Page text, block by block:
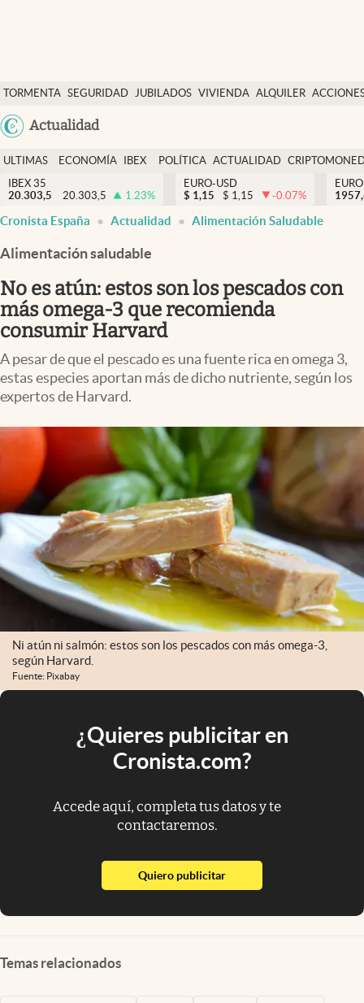
TORMENTA SEGURIDAD JUBILADOS VIVIENDA ALQUILER
Colombia
Actualidad
Economía y finanzas
Política
Actualidad
Criptomonedas
España
ULTIMAS
NOTICIAS
ECONOMÍA
FINANZAS
IBEX
EURO
POLÍTICA ACTUALIDAD
IBEX 35
20.303,5
20.303,5 1.23%
EURO-USD
$ 1,15 $ 1,15 -0.07%
Cronista España Actualidad Alimentación Saludable
Alimentación saludable
No es atún: estos son los pescados con
más omega-3 que recomienda
consumir Harvard
A pesar de que el pescado es una fuente rica en omega 3,
estas especies aportan más de dicho nutriente, según los
expertos de Harvard.
Ni atún ni salmón: estos son los pescados con más omega-3,
según Harvard.
Fuente: Pixabay
¿Quieres publicitar en
Cronista.com?
Accede aquí, completa tus datos y te
contactaremos.
Quiero publicitarabre en nueva pestaña
Temas relacionados